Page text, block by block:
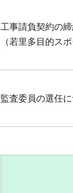
工事請負契約の
（若里多目的ス
監査委員の選任